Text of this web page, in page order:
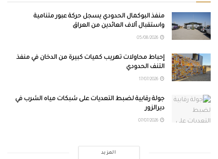
منفذ البوكمال الحدودي يسجل حركة عبور متنامية
واستقبال آلاف العائدين من العراق
إحباط محاولات تهريب كميات كبيرة من الدخان في منفذ
التنف الحدودي
جولة رقابية لضبط التعديات على شبكات مياه الشرب في
ديرالزور
المزيد